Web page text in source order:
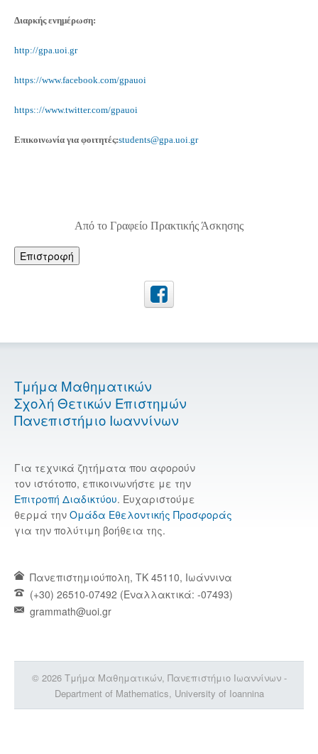
Διαρκής ενημέρωση:
http://gpa.uoi.gr
https://www.facebook.com/gpauoi
https:://www.twitter.com/gpauoi
Επικοινωνία για φοιτητές:students@gpa.uoi.gr
Από το Γραφείο Πρακτικής Άσκησης
Επιστροφή
Τμήμα Μαθηματικών
Σχολή Θετικών Επιστημών
Πανεπιστήμιο Ιωαννίνων
Για τεχνικά ζητήματα που αφορούν
τον ιστότοπο, επικοινωνήστε με την
Επιτροπή Διαδικτύου. Ευχαριστούμε
θερμά την Ομάδα Εθελοντικής Προσφοράς
για την πολύτιμη βοήθεια της.
Πανεπιστημιούπολη, TK 45110, Ιωάννινα
(+30) 26510-07492 (Εναλλακτικά: -07493)
grammath@uoi.gr
© 2026 Τμήμα Μαθηματικών, Πανεπιστήμιο Ιωαννίνων -
Department of Mathematics, University of Ioannina